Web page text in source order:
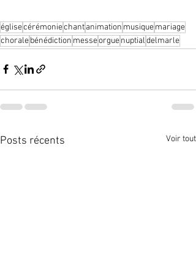
églisecérémoniechantanimation musiquemariage
choralebénédiction messeorguenuptialdelmarle
Posts récents Voir tout